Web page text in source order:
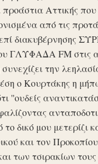
προάστια Αττικής
από τις
διακυβέρνησης
ΓΛΥΦΑΔΑ FM στις
την
ο Κουρτάκης η
''ουδείς
δικό μου μετερίζι
και τον
των τσιρακίων